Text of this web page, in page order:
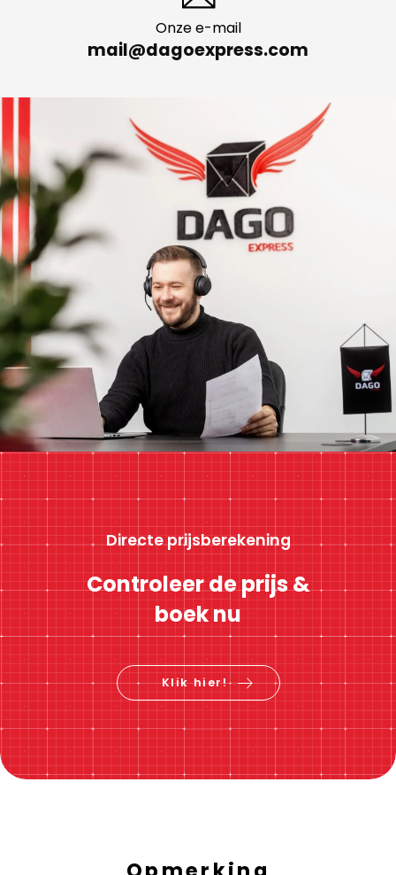
Onze e-mail
mail@dagoexpress.com
Directe prijsberekening
Controleer de prijs &
boek nu
Klik hier!